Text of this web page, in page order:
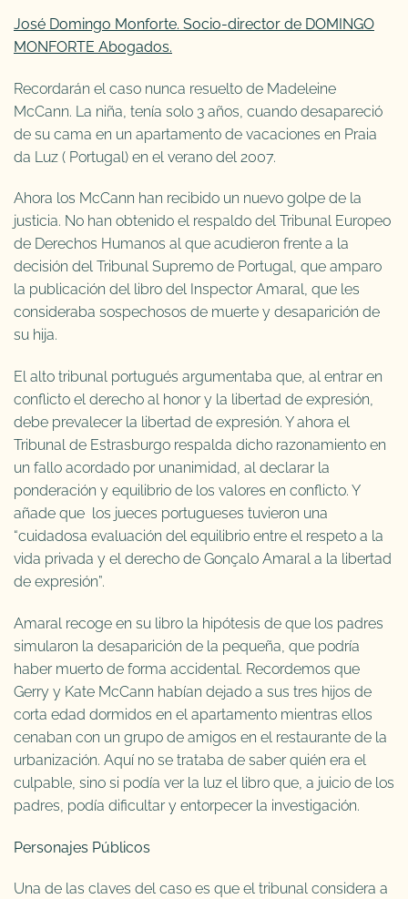
José Domingo Monforte. Socio-director de DOMINGO
MONFORTE Abogados.
Recordarán el caso nunca resuelto de Madeleine
McCann. La niña, tenía solo 3 años, cuando desapareció
de su cama en un apartamento de vacaciones en Praia
da Luz ( Portugal) en el verano del 2007.
Ahora los McCann han recibido un nuevo golpe de la
justicia. No han obtenido el respaldo del Tribunal Europeo
de Derechos Humanos al que acudieron frente a la
decisión del Tribunal Supremo de Portugal, que amparo
la publicación del libro del Inspector Amaral, que les
consideraba sospechosos de muerte y desaparición de
su hija.
El alto tribunal portugués argumentaba que, al entrar en
conflicto el derecho al honor y la libertad de expresión,
debe prevalecer la libertad de expresión. Y ahora el
Tribunal de Estrasburgo respalda dicho razonamiento en
un fallo acordado por unanimidad, al declarar la
ponderación y equilibrio de los valores en conflicto. Y
añade que los jueces portugueses tuvieron una
“cuidadosa evaluación del equilibrio entre el respeto a la
vida privada y el derecho de Gonçalo Amaral a la libertad
de expresión”.
Amaral recoge en su libro la hipótesis de que los padres
simularon la desaparición de la pequeña, que podría
haber muerto de forma accidental. Recordemos que
Gerry y Kate McCann habían dejado a sus tres hijos de
corta edad dormidos en el apartamento mientras ellos
cenaban con un grupo de amigos en el restaurante de la
urbanización. Aquí no se trataba de saber quién era el
culpable, sino si podía ver la luz el libro que, a juicio de los
padres, podía dificultar y entorpecer la investigación.
Personajes Públicos
Una de las claves del caso es que el tribunal considera a